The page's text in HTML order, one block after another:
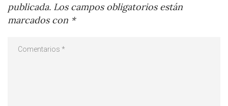
publicada. Los campos obligatorios están
marcados con *